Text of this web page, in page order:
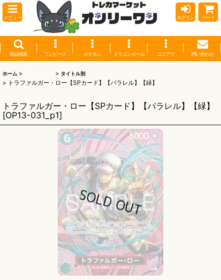
メニュー ログイン カート
商品検索 ワンピース ポケモン ドラゴンボール ユニアリ 問い合わせ
ホーム > > タイトル別
> トラファルガー・ロー【SPカード】【パラレル】【緑】
トラファルガー・ロー【SPカード】【パラレル】【緑】
[OP13-031_p1]